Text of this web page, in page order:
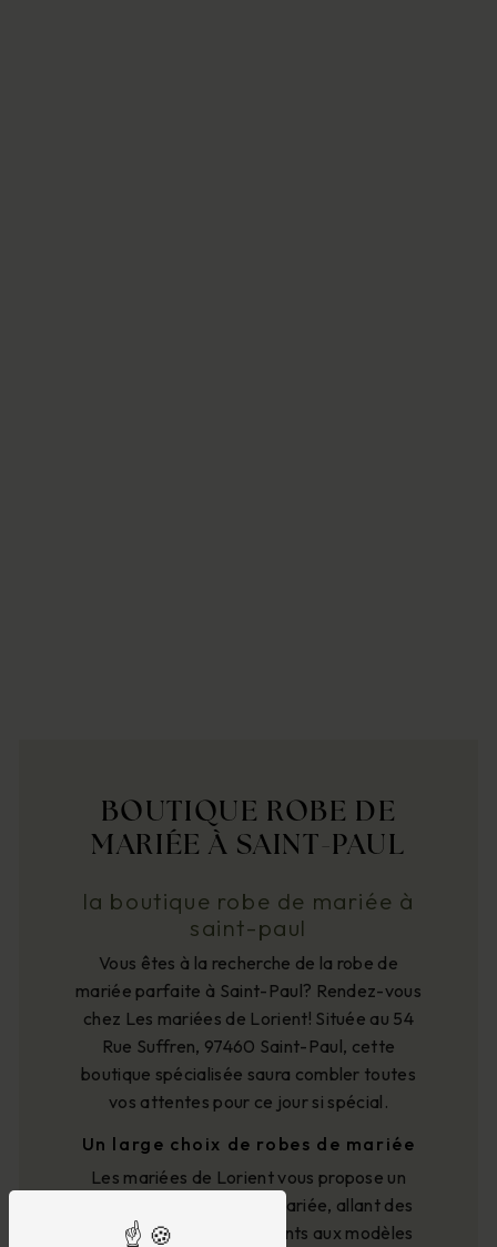
BOUTIQUE ROBE DE
MARIÉE À SAINT-PAUL
la boutique robe de mariée à
saint-paul
Vous êtes à la recherche de la robe de
mariée parfaite à Saint-Paul? Rendez-vous
chez Les mariées de Lorient! Située au 54
Rue Suffren, 97460 Saint-Paul, cette
boutique spécialisée saura combler toutes
vos attentes pour ce jour si spécial.
Un large choix de robes de mariée
Les mariées de Lorient vous propose un
large choix de robes de mariée, allant des
styles classiques et élégants aux modèles